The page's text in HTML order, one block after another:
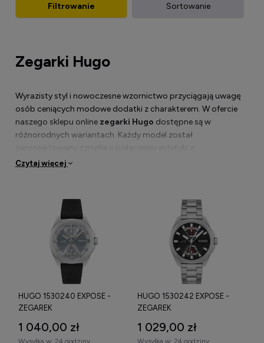
Filtrowanie Sortowanie
Zegarki Hugo
Wyrazisty styl i nowoczesne wzornictwo przyciągają uwagę
osób ceniących modowe dodatki z charakterem. W ofercie
naszego sklepu online zegarki Hugo dostępne są w
różnorodnych wariantach. Każdy model został
zaprojektowany z myślą o połączeniu estetyki z
praktycznością. W kolekcji znajdują się propozycje zarówno
gwarantują trwałość i komfort noszenia.
Stylowe i funkcjonalne zegarki Hugo
Zegarek Hugołączy w sobie elegancję z nowoczesnymi
rozwiązaniami technologicznymi, co czyni go atrakcyjnym
wyborem dla osób aktywnych zawodowo oraz miłośników
dobrego stylu. Wysoka jakość mechanizmów gwarantuje
precyzyjne odmierzanie czasu przez długi okres użytkowania.
Czytaj więcej
HUGO 1530240 EXPOSE -
ZEGAREK
1 040,00 zł
Wysyłka w: 24 godziny
HUGO 1530242 EXPOSE -
ZEGAREK
1 029,00 zł
Wysyłka w: 24 godziny